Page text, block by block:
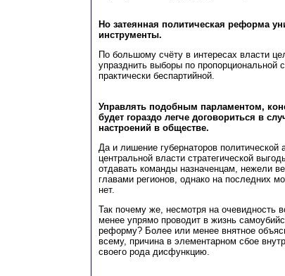
Но затеянная политическая реформа
инструменты.
По большому счёту в интересах власти
упразднить выборы по пропорциональной
практически беспартийной.
Управлять подобным парламентом,
будет гораздо легче договориться в
настроений в обществе.
Да и лишение губернаторов политической
центральной власти стратегической
отдавать команды назначенцам, нежели
главами регионов, однако на последних
нет.
Так почему же, несмотря на очевидность
менее упрямо проводит в жизнь
реформу? Более или менее внятное
всему, причина в элементарном сбое
своего рода дисфункцию.